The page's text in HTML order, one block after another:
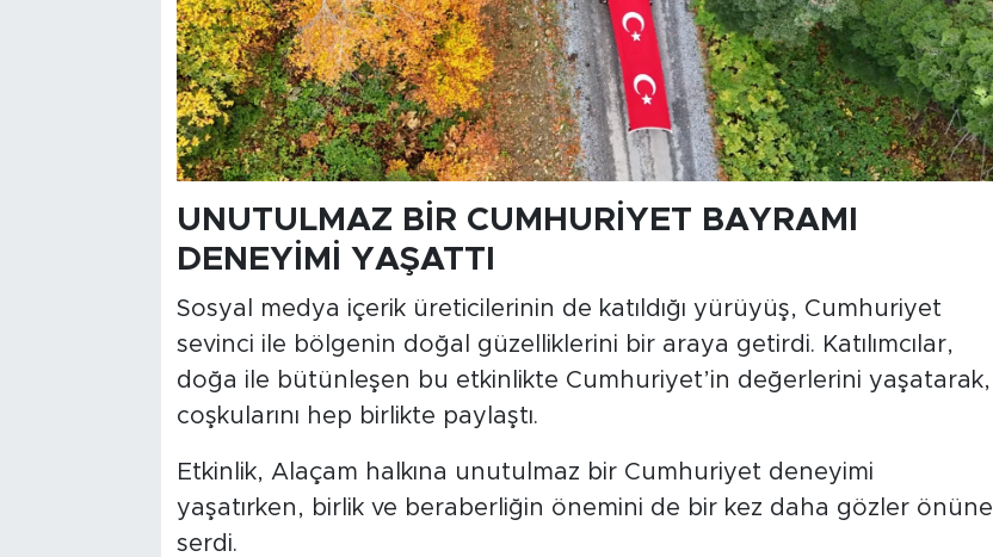
UNUTULMAZ BİR CUMHURİYET BAYRAMI
DENEYİMİ YAŞATTI
Sosyal medya içerik üreticilerinin de katıldığı yürüyüş, Cumhuriyet
sevinci ile bölgenin doğal güzelliklerini bir araya getirdi. Katılımcılar,
doğa ile bütünleşen bu etkinlikte Cumhuriyet’in değerlerini yaşatarak,
coşkularını hep birlikte paylaştı.
Etkinlik, Alaçam halkına unutulmaz bir Cumhuriyet deneyimi
yaşatırken, birlik ve beraberliğin önemini de bir kez daha gözler önüne
serdi.